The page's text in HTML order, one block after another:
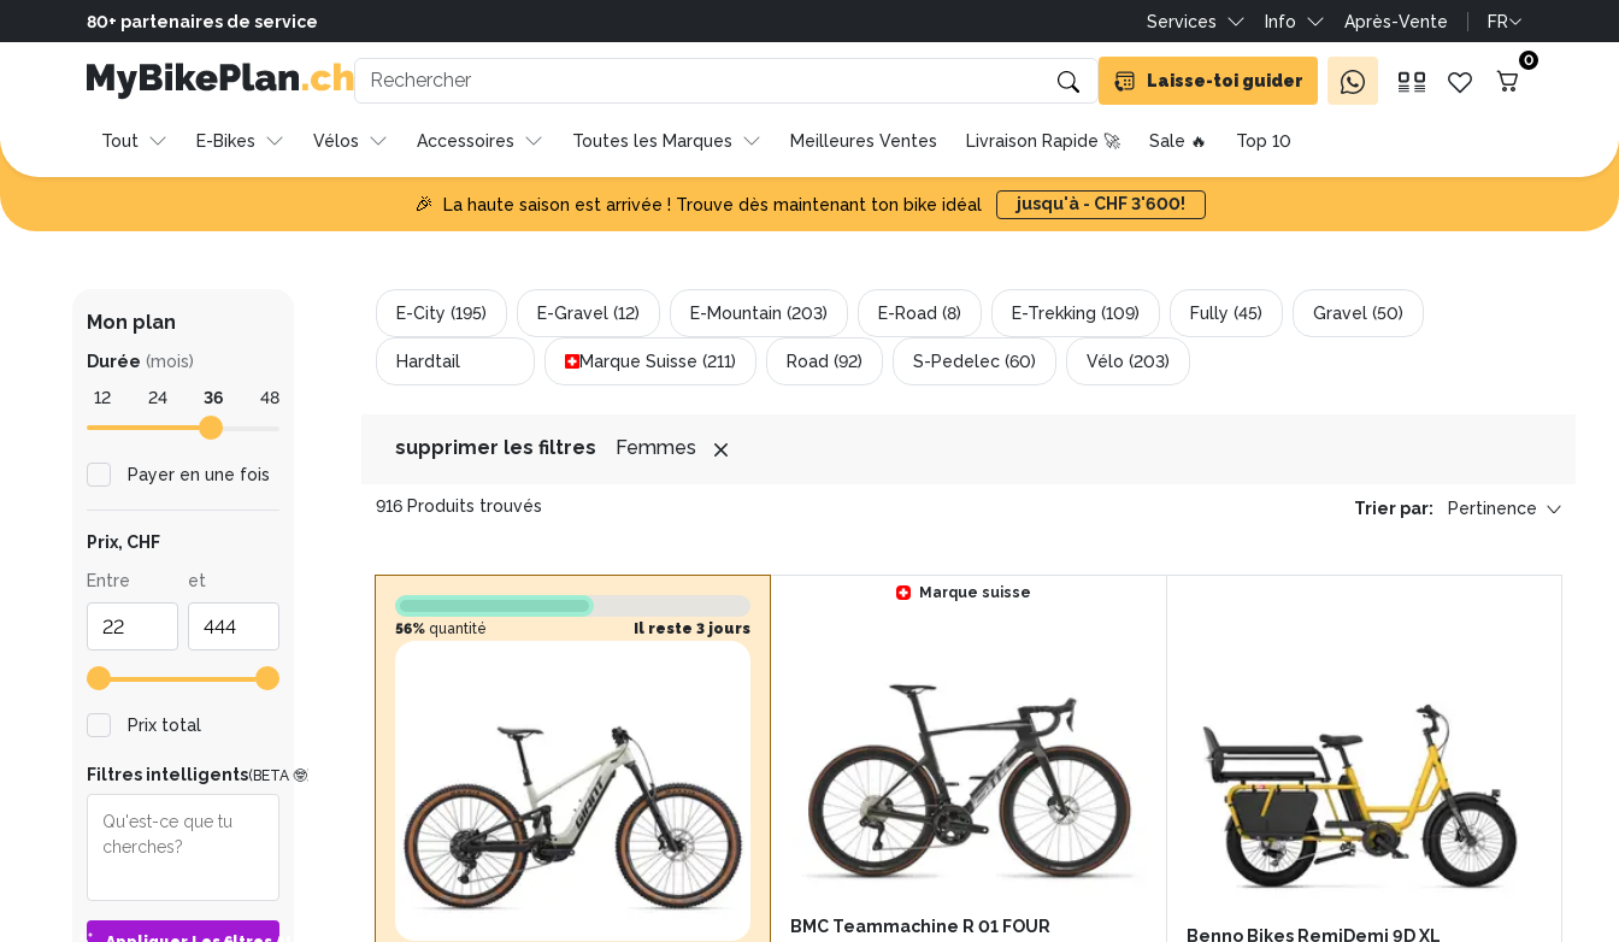
80+ partenaires de service Services Info Après-Vente FR
Laisse-toi guider
0
Tout E-Bikes Vélos Accessoires Toutes les Marques Meilleures Ventes Livraison Rapide 🚀 Sale 🔥 Top 10
🎉 La haute saison est arrivée ! Trouve dès maintenant ton bike idéal jusqu'à - CHF 3'600!
Mon plan
Durée (mois)
12
24 36 48
Payer en une fois
Prix, CHF
Entre
et
Prix total
Filtres intelligents(BETA 🤓)
E-City (195) E-Gravel (12) E-Mountain (203) E-Road (8) E-Trekking (109) Fully (45) Gravel (50)
Hardtail Marque Suisse (211) Road (92) S-Pedelec (60) Vélo (203)
supprimer les filtres Femmes
916 Produits trouvés Trier par: Pertinence
56% quantité Il reste 3 jours
Marque suisse
BMC Teammachine R 01 FOUR
Benno Bikes RemiDemi 9D XL
MyBikePlan | Tous les modèles d'E-Bike | En mensualités avec un taux d'intérêt de 0 %.